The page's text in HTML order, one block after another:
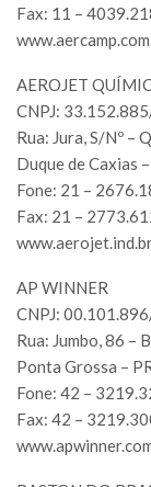
Fax: 11 –
AEROJET
CNPJ:
Rua: Jura, S/Nº –
Duque de Caxias
Fone: 21 –
Fax: 21 –
AP WINNER
CNPJ:
Rua: Jumbo, 86 –
Ponta Grossa –
Fone: 42 –
Fax: 42 –